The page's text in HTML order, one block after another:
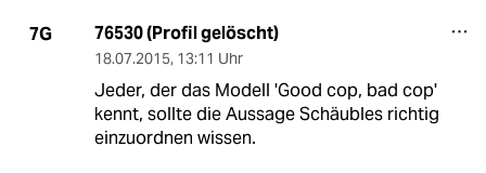
7G 76530 (Profil gelöscht)
18.07.2015, 13:11 Uhr
Jeder, der das Modell 'Good cop, bad cop'
kennt, sollte die Aussage Schäubles richtig
einzuordnen wissen.